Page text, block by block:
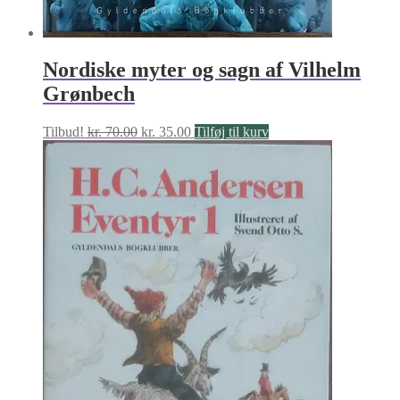
Nordiske myter og sagn af Vilhelm
Grønbech
Tilbud! kr.70.00 Den
oprindelige
var:
kr. 70.00.
kr. 35.00Den
aktuelle
er:
kr. 35.00.
Tilføj til kurv